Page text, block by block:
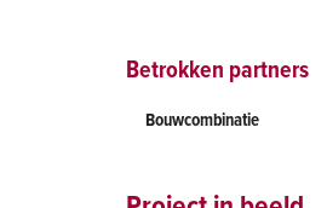
Betrokken partners
Bouwcombinatie